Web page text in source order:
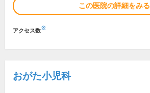
この医院の詳細をみる
アクセス数※
おがた小児科